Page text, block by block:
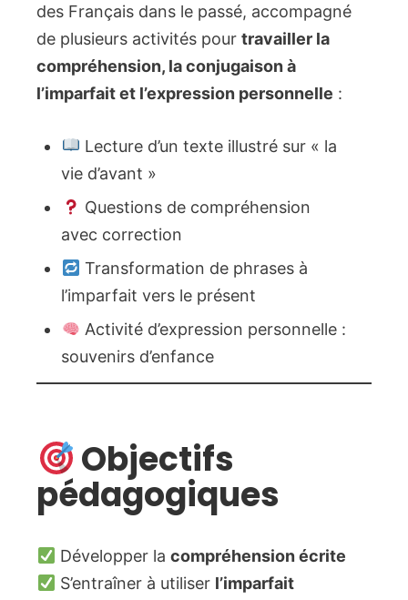
des Français dans le passé, accompagné
de plusieurs activités pour travailler la
compréhension, la conjugaison à
l’imparfait et l’expression personnelle :
Lecture d’un texte illustré sur « la
vie d’avant »
Questions de compréhension
avec correction
Transformation de phrases à
l’imparfait vers le présent
Activité d’expression personnelle :
souvenirs d’enfance
Objectifs
pédagogiques
Développer la compréhension écrite
S’entraîner à utiliser l’imparfait